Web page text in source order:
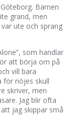
Barnen
grand, men
ute och sprang
som handlar
att börja om på
vill bara
för nöjes skull
skriver, men
Jag blir ofta
jag skippar små